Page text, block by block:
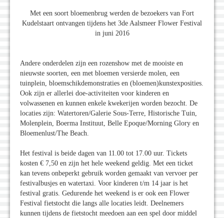
Met een soort bloemenbrug werden de bezoekers van Fort
Kudelstaart ontvangen tijdens het 3de Aalsmeer Flower Festival
in juni 2016
Andere onderdelen zijn een rozenshow met de mooiste en
nieuwste soorten, een met bloemen versierde molen, een
tuinplein, bloemschikdemonstraties en (bloemen)kunstexposities.
Ook zijn er allerlei doe-activiteiten voor kinderen en
volwassenen en kunnen enkele kwekerijen worden bezocht. De
locaties zijn: Watertoren/Galerie Sous-Terre, Historische Tuin,
Molenplein, Boerma Instituut, Belle Epoque/Morning Glory en
Bloemenlust/The Beach.
Het festival is beide dagen van 11.00 tot 17.00 uur. Tickets
kosten € 7,50 en zijn het hele weekend geldig. Met een ticket
kan tevens onbeperkt gebruik worden gemaakt van vervoer per
festivalbusjes en watertaxi. Voor kinderen t/m 14 jaar is het
festival gratis. Gedurende het weekend is er ook een Flower
Festival fietstocht die langs alle locaties leidt. Deelnemers
kunnen tijdens de fietstocht meedoen aan een spel door middel